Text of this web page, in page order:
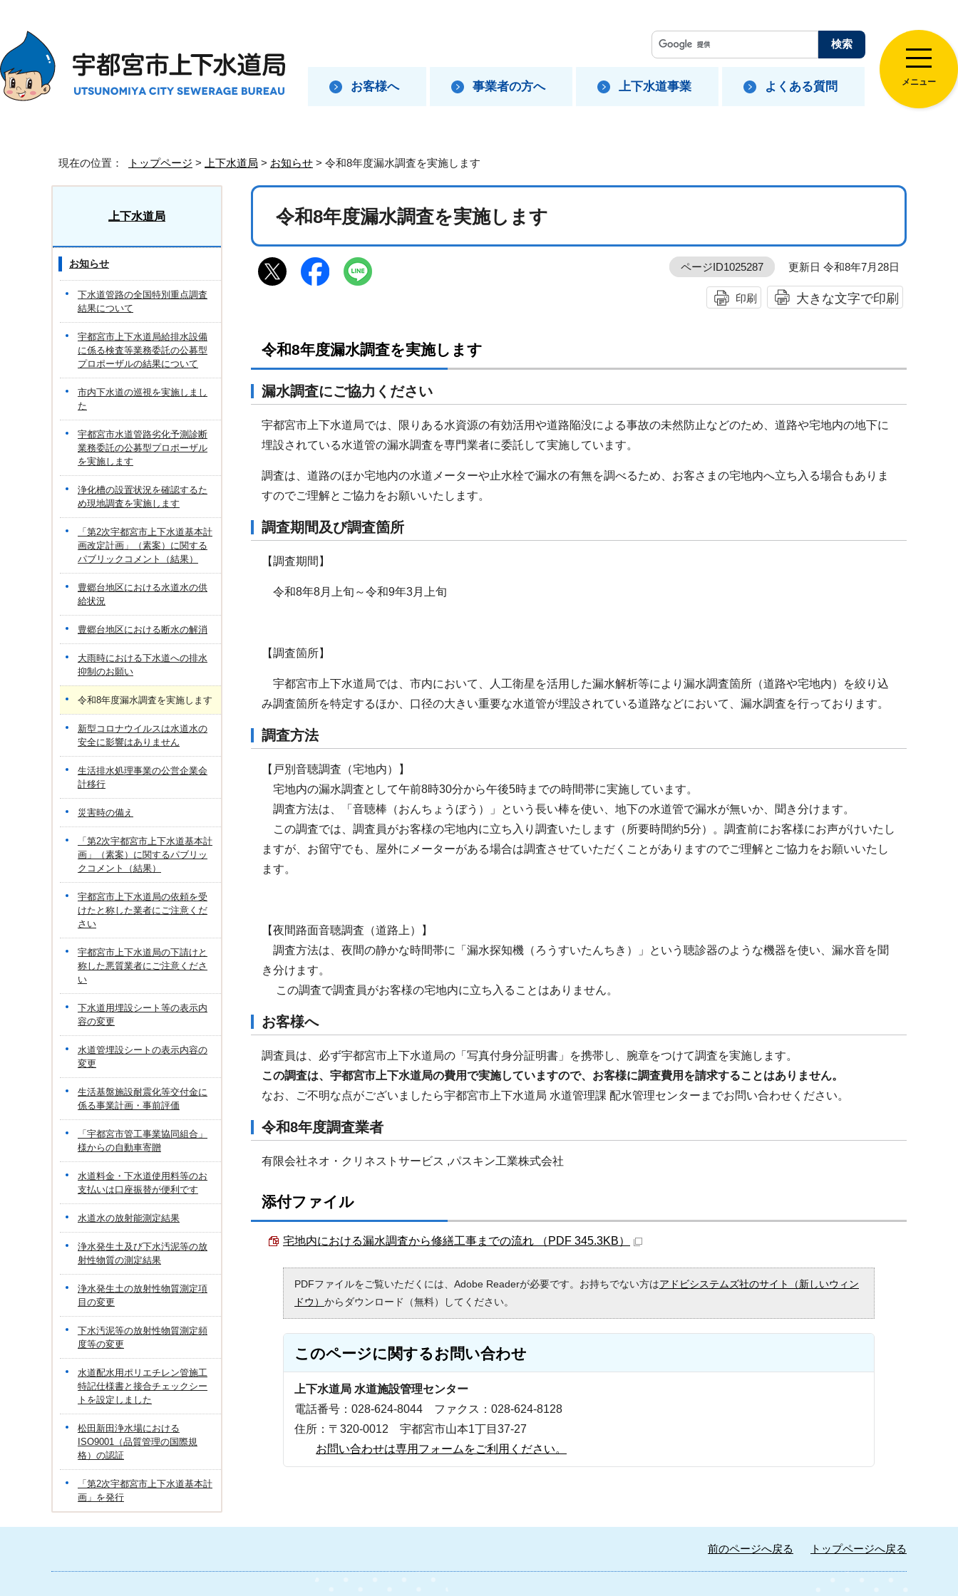
メニュー
お客様へ 事業者の方へ 上下水道事業 よくある質問
現在の位置： トップページ > 上下水道局 > お知らせ > 令和8年度漏水調査を実施します
令和8年度漏水調査を実施します
ページID1025287 更新日 令和8年7月28日
印刷 大きな文字で印刷
令和8年度漏水調査を実施します
漏水調査にご協力ください
宇都宮市上下水道局では、限りある水資源の有効活用や道路陥没による事故の未然防止などのため、道路や宅地内の地下に
埋設されている水道管の漏水調査を専門業者に委託して実施しています。
調査は、道路のほか宅地内の水道メーターや止水栓で漏水の有無を調べるため、お客さまの宅地内へ立ち入る場合もありま
すのでご理解とご協力をお願いいたします。
調査期間及び調査箇所
【調査期間】
令和8年8月上旬～令和9年3月上旬
【調査箇所】
宇都宮市上下水道局では、市内において、人工衛星を活用した漏水解析等により漏水調査箇所（道路や宅地内）を絞り込
み調査箇所を特定するほか、口径の大きい重要な水道管が埋設されている道路などにおいて、漏水調査を行っております。
調査方法
【戸別音聴調査（宅地内）】
宅地内の漏水調査として午前8時30分から午後5時までの時間帯に実施しています。
調査方法は、「音聴棒（おんちょうぼう）」という長い棒を使い、地下の水道管で漏水が無いか、聞き分けます。
この調査では、調査員がお客様の宅地内に立ち入り調査いたします（所要時間約5分）。調査前にお客様にお声がけいたし
ますが、お留守でも、屋外にメーターがある場合は調査させていただくことがありますのでご理解とご協力をお願いいたし
ます。
【夜間路面音聴調査（道路上）】
調査方法は、夜間の静かな時間帯に「漏水探知機（ろうすいたんちき）」という聴診器のような機器を使い、漏水音を聞
き分けます。
この調査で調査員がお客様の宅地内に立ち入ることはありません。
お客様へ
調査員は、必ず宇都宮市上下水道局の「写真付身分証明書」を携帯し、腕章をつけて調査を実施します。
この調査は、宇都宮市上下水道局の費用で実施していますので、お客様に調査費用を請求することはありません。
なお、ご不明な点がございましたら宇都宮市上下水道局 水道管理課 配水管理センターまでお問い合わせください。
令和8年度調査業者
有限会社ネオ・クリネストサービス ,パスキン工業株式会社
添付ファイル
宅地内における漏水調査から修繕工事までの流れ （PDF 345.3KB）
PDFファイルをご覧いただくには、Adobe Readerが必要です。お持ちでない方はアドビシステムズ社のサイト（新しいウィン
ドウ） からダウンロード（無料）してください。
このページに関するお問い合わせ
上下水道局 水道施設管理センター
電話番号：028-624-8044 ファクス：028-624-8128
住所：〒320-0012 宇都宮市山本1丁目37-27
お問い合わせは専用フォームをご利用ください。
上下水道局
お知らせ
下水道管路の全国特別重点調査
結果について
宇都宮市上下水道局給排水設備
に係る検査等業務委託の公募型
プロポーザルの結果について
市内下水道の巡視を実施しまし
た
宇都宮市水道管路劣化予測診断
業務委託の公募型プロポーザル
を実施します
浄化槽の設置状況を確認するた
め現地調査を実施します
「第2次宇都宮市上下水道基本計
画改定計画」（素案）に関する
パブリックコメント（結果）
豊郷台地区における水道水の供
給状況
豊郷台地区における断水の解消
大雨時における下水道への排水
抑制のお願い
令和8年度漏水調査を実施します
新型コロナウイルスは水道水の
安全に影響はありません
生活排水処理事業の公営企業会
計移行
災害時の備え
「第2次宇都宮市上下水道基本計
画」（素案）に関するパブリッ
クコメント（結果）
宇都宮市上下水道局の依頼を受
けたと称した業者にご注意くだ
さい
宇都宮市上下水道局の下請けと
称した悪質業者にご注意くださ
い
下水道用埋設シート等の表示内
容の変更
水道管埋設シートの表示内容の
変更
生活基盤施設耐震化等交付金に
係る事業計画・事前評価
「宇都宮市管工事業協同組合」
様からの自動車寄贈
水道料金・下水道使用料等のお
支払いは口座振替が便利です
水道水の放射能測定結果
浄水発生土及び下水汚泥等の放
射性物質の測定結果
浄水発生土の放射性物質測定項
目の変更
下水汚泥等の放射性物質測定頻
度等の変更
水道配水用ポリエチレン管施工
特記仕様書と接合チェックシー
トを設定しました
松田新田浄水場における
ISO9001（品質管理の国際規
格）の認証
「第2次宇都宮市上下水道基本計
画」を発行
前のページへ戻る トップページへ戻る